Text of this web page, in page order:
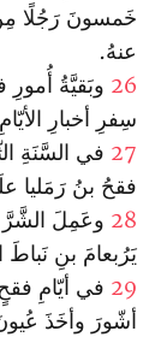
خَمسونَ رَجُلًا
عنهُ.
26 وبَقيَّةُ
سِفرِ أخبارِ
27 في السَّنَةِ
فقحُ بنُ رَمَليا
28 وعَمِلَ
يَرُبعامَ بنِ
29 في أيّامِ
أشّورَ وأخَذَ